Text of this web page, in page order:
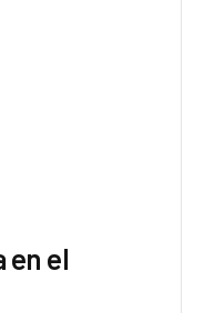
en el